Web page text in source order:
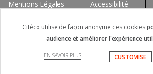
Mentions Légales Accessibilité
Citéco utilise de façon anonyme des cookies
audience et améliorer l'expérience
EN SAVOIR PLUS CUSTOMISE